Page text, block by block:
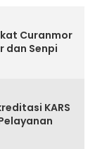
Curanmor
dan Senpi
KARS